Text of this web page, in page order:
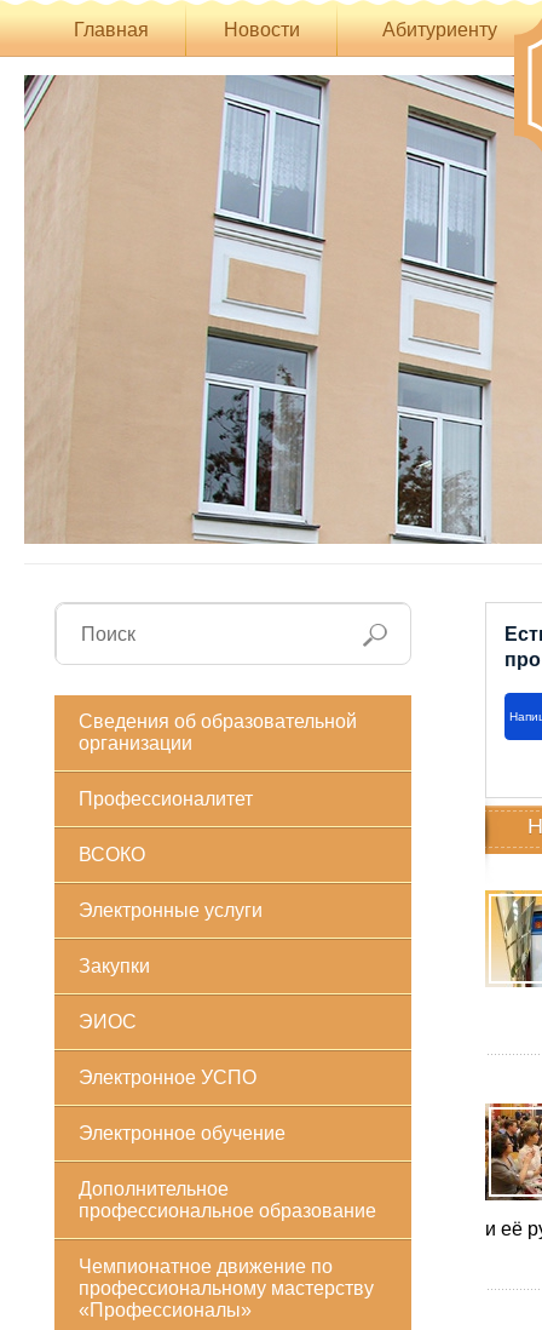
Главная Новости Абитуриенту
Сведения об образовательной
организации
Профессионалитет
ВСОКО
Электронные услуги
Закупки
ЭИОС
Электронное УСПО
Электронное обучение
Дополнительное
профессиональное образование
Чемпионатное движение по
профессиональному мастерству
«Профессионалы»
и её